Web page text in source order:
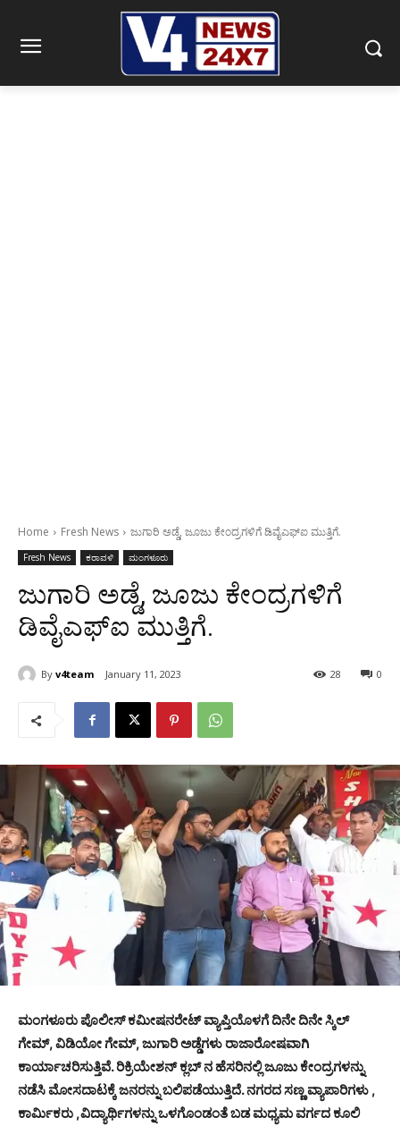
Home Fresh News ಜುಗಾರಿ ಅಡ್ಡೆ, ಜೂಜು ಕೇಂದ್ರಗಳಿಗೆ ಡಿವೈಎಫ್ಐ ಮುತ್ತಿಗೆ.
Fresh News ಕರಾವಳಿ ಮಂಗಳೂರು
ಜುಗಾರಿ ಅಡ್ಡೆ, ಜೂಜು ಕೇಂದ್ರಗಳಿಗೆ
ಡಿವೈಎಫ್ಐ ಮುತ್ತಿಗೆ.
By v4team January 11, 2023 0
28
ಮಂಗಳೂರು ಪೊಲೀಸ್ ಕಮೀಷನರೇಟ್ ವ್ಯಾಪ್ತಿಯೊಳಗೆ ದಿನೇ ದಿನೇ ಸ್ಕಿಲ್
ಗೇಮ್, ವಿಡಿಯೋ ಗೇಮ್, ಜುಗಾರಿ ಅಡ್ಡೆಗಳು ರಾಜಾರೋಷವಾಗಿ
ಕಾರ್ಯಾಚರಿಸುತ್ತಿವೆ. ರಿಕ್ರಿಯೇಶನ್ ಕ್ಲಬ್ ನ ಹೆಸರಿನಲ್ಲಿ ಜೂಜು ಕೇಂದ್ರಗಳನ್ನು
ನಡೆಸಿ ಮೋಸದಾಟಕ್ಕೆ ಜನರನ್ನು ಬಲಿಪಡೆಯುತ್ತಿದೆ. ನಗರದ ಸಣ್ಣ ವ್ಯಾಪಾರಿಗಳು ,
ಕಾರ್ಮಿಕರು ,ವಿದ್ಯಾರ್ಥಿಗಳನ್ನು ಒಳಗೊಂಡಂತೆ ಬಡ ಮಧ್ಯಮ ವರ್ಗದ ಕೂಲಿ